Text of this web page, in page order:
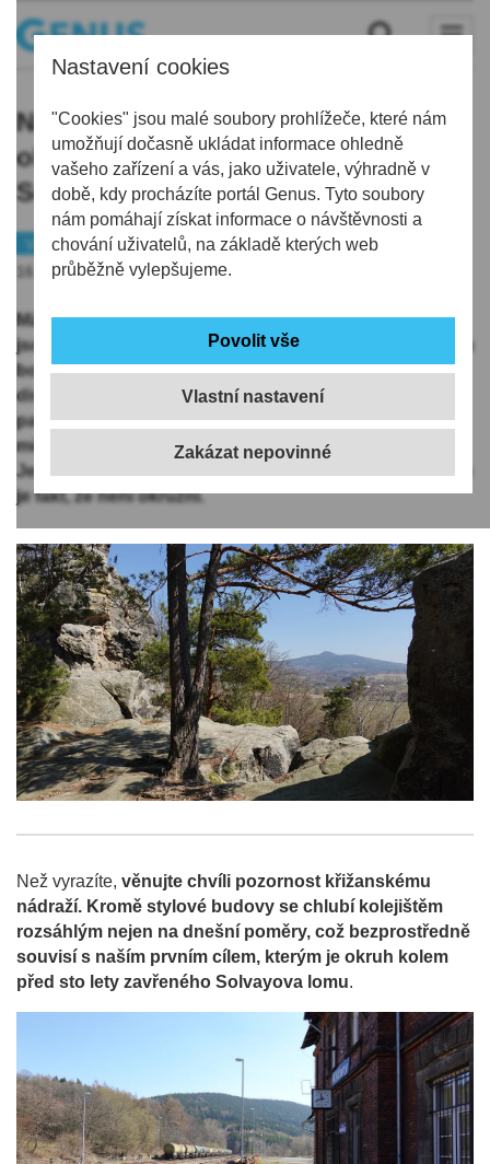
Nastavení cookies
"Cookies" jsou malé soubory prohlížeče, které nám
umožňují dočasně ukládat informace ohledně
vašeho zařízení a vás, jako uživatele, výhradně v
době, kdy procházíte portál Genus. Tyto soubory
nám pomáhají získat informace o návštěvnosti a
chování uživatelů, na základě kterých web
průběžně vylepšujeme.
Vlastní nastavení
Náš víkendový tip, prozkoumejte
okolí Křižan! Po zelené do
Solvayova lomu a na Krkavčí skály
Historie
Výlet
16.04.2020 | 0:00
Máme pro vás již čtvrtý námět na výlet do míst, která
jsou zajímavá a málo frekventovaná zároveň. Výchozím
bodem výletu (MAPA) je nádraží v Křižanech,
disponující slušně velkým a hlavně neuzavřeným
parkovištěm. Můžete tedy přijet vlakem i autem. Trasa
měří 7,8 km a zdolává převýšení necelých 300 m.
Jedinou, ale v tomto případě nepodstatnou nevýhodou
je fakt, že není okružní.
Než vyrazíte, věnujte chvíli pozornost křižanskému
nádraží. Kromě stylové budovy se chlubí kolejištěm
rozsáhlým nejen na dnešní poměry, což bezprostředně
souvisí s naším prvním cílem, kterým je okruh kolem
před sto lety zavřeného Solvayova lomu.